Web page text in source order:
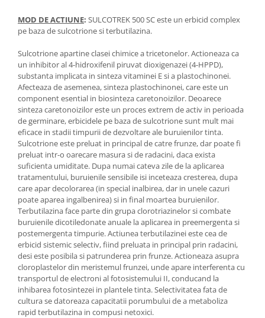
Freza de zapada
Echipamente de curatenie
MOD DE ACTIUNE: SULCOTREK 500 SC este un erbicid complex
pe baza de sulcotrione si terbutilazina.
Sulcotrione apartine clasei chimice a tricetonelor. Actioneaza ca
un inhibitor al 4-hidroxifenil piruvat dioxigenazei (4-HPPD),
substanta implicata in sinteza vitaminei E si a plastochinonei.
Afecteaza de asemenea, sinteza plastochinonei, care este un
component esential in biosinteza caretonoizilor. Deoarece
sinteza caretonoizilor este un proces extrem de activ in perioada
de germinare, erbicidele pe baza de sulcotrione sunt mult mai
eficace in stadii timpurii de dezvoltare ale buruienilor tinta.
Sulcotrione este preluat in principal de catre frunze, dar poate fi
preluat intr-o oarecare masura si de radacini, daca exista
suficienta umiditate. Dupa numai cateva zile de la aplicarea
tratamentului, buruienile sensibile isi inceteaza cresterea, dupa
care apar decolorarea (in special inalbirea, dar in unele cazuri
poate aparea ingalbenirea) si in final moartea buruienilor.
Terbutilazina face parte din grupa clorotriazinelor si combate
buruienile dicotiledonate anuale la aplicarea in preemergenta si
postemergenta timpurie. Actiunea terbutilazinei este cea de
erbicid sistemic selectiv, fiind preluata in principal prin radacini,
desi este posibila si patrunderea prin frunze. Actioneaza asupra
cloroplastelor din meristemul frunzei, unde apare interferenta cu
transportul de electroni al fotosistemului II, conducand la
inhibarea fotosintezei in plantele tinta. Selectivitatea fata de
cultura se datoreaza capacitatii porumbului de a metaboliza
rapid terbutilazina in compusi netoxici.